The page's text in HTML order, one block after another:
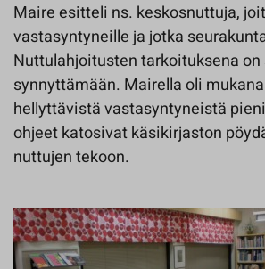
Maire esitteli ns. keskosnuttuja,
vastasyntyneille ja jotka
Nuttulahjoitusten tarkoituksena
synnyttämään. Mairella oli
hellyttävistä vastasyntyneistä
ohjeet katosivat käsikirjaston
nuttujen tekoon.